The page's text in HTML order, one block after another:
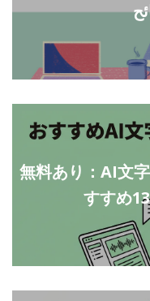
無料あり：AI文
すすめ